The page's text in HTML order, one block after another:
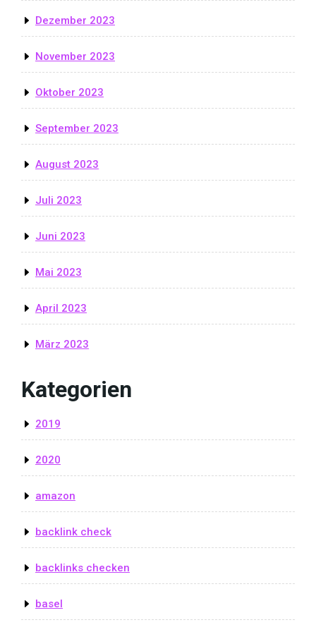
Dezember 2023
November 2023
Oktober 2023
September 2023
August 2023
Juli 2023
Juni 2023
Mai 2023
April 2023
März 2023
Kategorien
2019
2020
amazon
backlink check
backlinks checken
basel